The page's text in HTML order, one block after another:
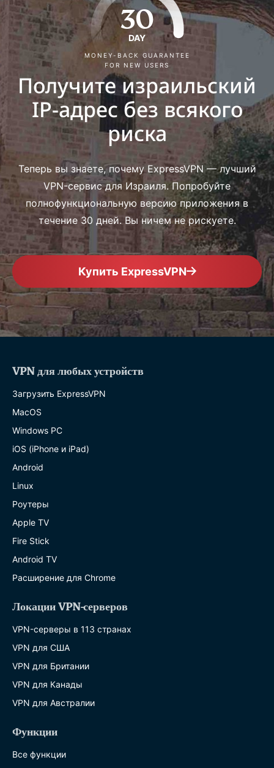
30
DAY
MONEY-BACK GUARANTEE
FOR NEW USERS
Получите израильский
IP-адрес без всякого
риска
Теперь вы знаете, почему ExpressVPN — лучший
VPN-сервис для Израиля. Попробуйте
полнофункциональную версию приложения в
течение 30 дней. Вы ничем не рискуете.
Купить ExpressVPN
VPN для любых устройств
Загрузить ExpressVPN
MacOS
Windows PC
iOS (iPhone и iPad)
Android
Linux
Роутеры
Apple TV
Fire Stick
Android TV
Расширение для Chrome
Локации VPN-серверов
VPN-серверы в 113 странах
VPN для США
VPN для Британии
VPN для Канады
VPN для Австралии
Функции
Все функции